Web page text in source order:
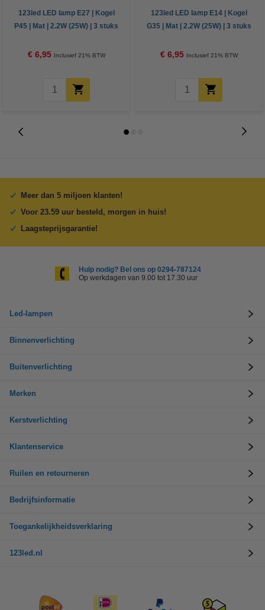
123led LED lamp E27 | Kogel
P45 | Mat | 2.2W (25W) | 3 stuks
€ 6,95 Inclusief 21% BTW
123led LED lamp E14 | Kogel
G35 | Mat | 2.2W (25W) | 3 stuks
€ 6,95 Inclusief 21% BTW
Meer dan 5 miljoen klanten!
Voor 23.59 uur besteld, morgen in huis!
Laagsteprijsgarantie!
Hulp nodig? Bel ons op 0294-787124
Op werkdagen van 9.00 tot 17.30 uur
Led-lampen
Binnenverlichting
Buitenverlichting
Merken
Kerstverlichting
Klantenservice
Ruilen en retourneren
Bedrijfsinformatie
Toegankelijkheidsverklaring
123led.nl